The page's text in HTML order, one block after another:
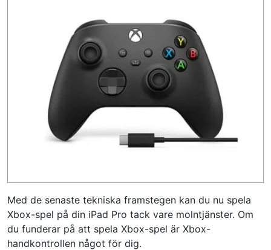
Med de senaste tekniska framstegen kan du nu spela
Xbox-spel på din iPad Pro tack vare molntjänster. Om
du funderar på att spela Xbox-spel är Xbox-
handkontrollen något för dig.